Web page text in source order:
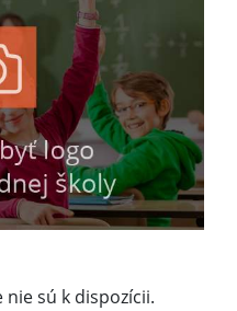
sú k dispozícii.